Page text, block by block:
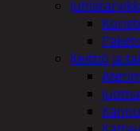
Keittiö ja